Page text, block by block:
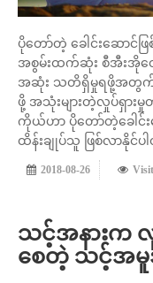
ပိုတော်တဲ့ ခေါင်းဆောင်ဖ
အစွမ်းထက်ဆုံး စီအီးအိုတွ
အဆုံး သတိရှိမှုရဖို့အတွက်
ဖို့ အသုံးများတဲ့လှုပ်ရှားမှု
ကိုယ်ဟာ ပိုတော်တဲ့ခေါင်
ထိန်းချုပ်သူ ဖြစ်လာနိုင်
2018-08-26
သင့်အနားက
စေတဲ့ သင့်အ